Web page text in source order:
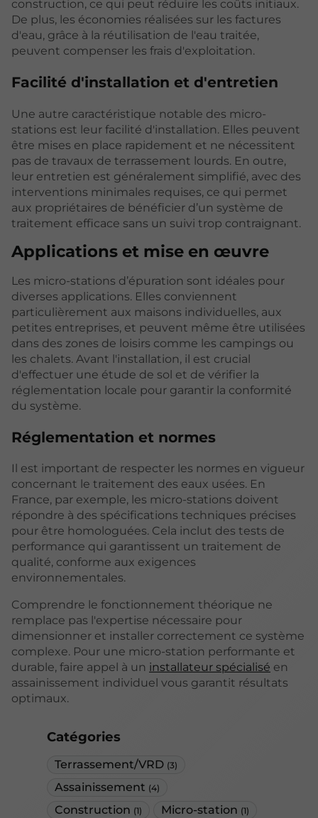
Catégories
Terrassement/VRD (3)
Assainissement (4)
Construction (1) Micro-station (1)
construction, ce qui peut réduire les coûts initiaux.
De plus, les économies réalisées sur les factures
d'eau, grâce à la réutilisation de l'eau traitée,
peuvent compenser les frais d'exploitation.
Facilité d'installation et d'entretien
Une autre caractéristique notable des micro-
stations est leur facilité d'installation. Elles peuvent
être mises en place rapidement et ne nécessitent
pas de travaux de terrassement lourds. En outre,
leur entretien est généralement simplifié, avec des
interventions minimales requises, ce qui permet
aux propriétaires de bénéficier d’un système de
traitement efficace sans un suivi trop contraignant.
Applications et mise en œuvre
Les micro-stations d’épuration sont idéales pour
diverses applications. Elles conviennent
particulièrement aux maisons individuelles, aux
petites entreprises, et peuvent même être utilisées
dans des zones de loisirs comme les campings ou
les chalets. Avant l'installation, il est crucial
d'effectuer une étude de sol et de vérifier la
réglementation locale pour garantir la conformité
du système.
Réglementation et normes
Il est important de respecter les normes en vigueur
concernant le traitement des eaux usées. En
France, par exemple, les micro-stations doivent
répondre à des spécifications techniques précises
pour être homologuées. Cela inclut des tests de
performance qui garantissent un traitement de
qualité, conforme aux exigences
environnementales.
Comprendre le fonctionnement théorique ne
remplace pas l'expertise nécessaire pour
dimensionner et installer correctement ce système
complexe. Pour une micro-station performante et
durable, faire appel à un installateur spécialisé en
assainissement individuel vous garantit résultats
optimaux.